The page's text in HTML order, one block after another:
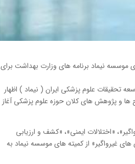
نیماد برنامه های وزارت بهداشت برای
علوم پزشکی ایران ( نیماد ) اظهار
برای حمایت از طرح ها و پژوهش های کلان حوزه علوم پزشکی آغاز
های واگیر»، «اختلالات ایمنی»، «کشف و ارزیابی
غیرواگیر» از کمیته های موسسه نیماد به